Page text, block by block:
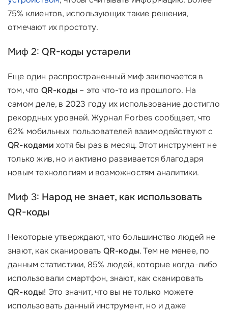
75% клиентов, использующих такие решения,
отмечают их простоту.
Миф 2: QR-коды устарели
Еще один распространенный миф заключается в
том, что QR-коды – это что-то из прошлого. На
самом деле, в 2023 году их использование достигло
рекордных уровней. Журнал Forbes сообщает, что
62% мобильных пользователей взаимодействуют с
QR-кодами хотя бы раз в месяц. Этот инструмент не
только жив, но и активно развивается благодаря
новым технологиям и возможностям аналитики.
Миф 3: Народ не знает, как использовать
QR-коды
Некоторые утверждают, что большинство людей не
знают, как сканировать QR-коды. Тем не менее, по
данным статистики, 85% людей, которые когда-либо
использовали смартфон, знают, как сканировать
QR-коды! Это значит, что вы не только можете
использовать данный инструмент, но и даже